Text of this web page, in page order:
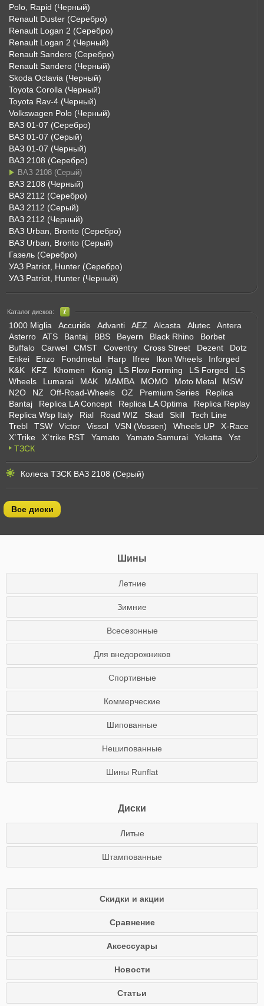
Polo, Rapid (Черный)
Renault Duster (Серебро)
Renault Logan 2 (Серебро)
Renault Logan 2 (Черный)
Renault Sandero (Серебро)
Renault Sandero (Черный)
Skoda Octavia (Черный)
Toyota Corolla (Черный)
Toyota Rav-4 (Черный)
Volkswagen Polo (Черный)
ВАЗ 01-07 (Серебро)
ВАЗ 01-07 (Серый)
ВАЗ 01-07 (Черный)
ВАЗ 2108 (Серебро)
ВАЗ 2108 (Серый)
ВАЗ 2108 (Черный)
ВАЗ 2112 (Серебро)
ВАЗ 2112 (Серый)
ВАЗ 2112 (Черный)
ВАЗ Urban, Bronto (Серебро)
ВАЗ Urban, Bronto (Серый)
Газель (Серебро)
УАЗ Patriot, Hunter (Серебро)
УАЗ Patriot, Hunter (Черный)
Каталог дисков:
1000 Miglia Accuride Advanti AEZ Alcasta Alutec
Antera
Asterro
ATS Bantaj BBS Beyern Black Rhino
Borbet
Buffalo
Carwel CMST Coventry Cross Street Dezent
Dotz
Enkei
Enzo Fondmetal Harp Ifree Ikon Wheels
Inforged
K&K
KFZ Khomen Konig LS Flow Forming LS Forged
LS
Wheels
Lumarai MAK MAMBA MOMO Moto Metal
MSW
N2O
NZ Off-Road-Wheels OZ Premium Series
Replica
Bantaj
Replica LA Concept Replica LA Optima
Replica Replay
Replica Wsp Italy
Rial Road WIZ Skad Skill
Tech Line
Trebl
TSW Victor Vissol VSN (Vossen) Wheels UP
X-Race
X`Trike
X`trike RST Yamato Yamato Samurai Yokatta
Yst
ТЗСК
Колеса ТЗСК ВАЗ 2108 (Серый)
Все диски
Шины
Летние
Зимние
Всесезонные
Для внедорожников
Спортивные
Коммерческие
Шипованные
Нешипованные
Шины Runflat
Диски
Литые
Штампованные
Скидки и акции
Сравнение
Аксессуары
Новости
Статьи